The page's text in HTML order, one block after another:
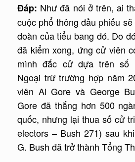
Đáp: Như đã nói ở trên, ai
cuộc phổ thông đầu phiếu
đoàn của tiểu bang đó. Do
đã kiểm xong, ứng cử viên
mình đắc cử dựa trên số
Ngoại trừ trường hợp năm
viên Al Gore và George
Gore đã thắng hơn 500
quốc, nhưng lại thua số cử
electors – Bush 271) sau
G. Bush đã trở thành Tổng